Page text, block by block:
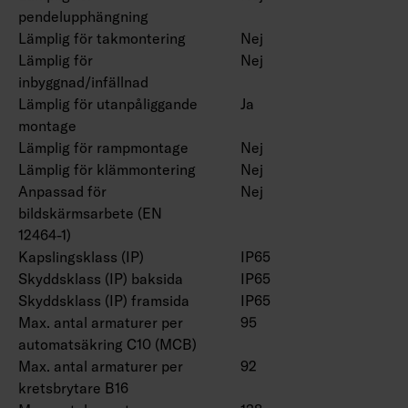
pendelupphängning
Lämplig för takmontering
Nej
Lämplig för
inbyggnad/infällnad
Nej
Lämplig för utanpåliggande
montage
Ja
Lämplig för rampmontage
Nej
Lämplig för klämmontering
Nej
Anpassad för
bildskärmsarbete (EN
12464-1)
Nej
Kapslingsklass (IP)
IP65
Skyddsklass (IP) baksida
IP65
Skyddsklass (IP) framsida
IP65
Max. antal armaturer per
automatsäkring C10 (MCB)
95
Max. antal armaturer per
kretsbrytare B16
92